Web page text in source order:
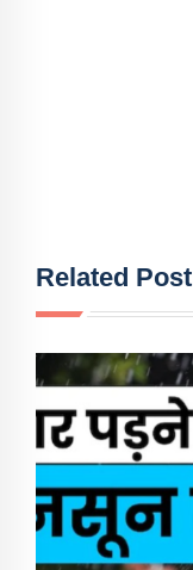
Related Post